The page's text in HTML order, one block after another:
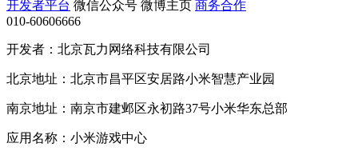
开发者平台 微信公众号 微博主页 商务合作
010-60606666
开发者：北京瓦力网络科技有限公司
北京地址：北京市昌平区安居路小米智慧产业园
南京地址：南京市建邺区永初路37号小米华东总部
应用名称：小米游戏中心